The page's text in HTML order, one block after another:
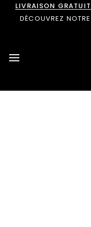
Passer
contenu
LIVRAISON
DÉCOUVREZ